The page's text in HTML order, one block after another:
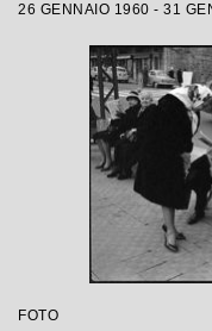
26 GENNAIO 1960 - 31
FOTO